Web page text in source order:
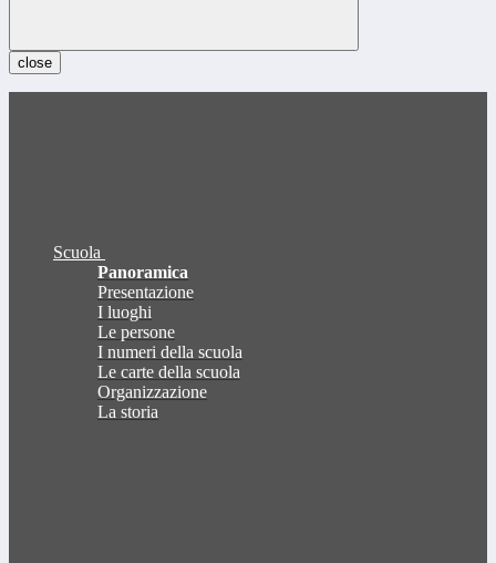
close
Scuola
Panoramica
Presentazione
I luoghi
Le persone
I numeri della scuola
Le carte della scuola
Organizzazione
La storia